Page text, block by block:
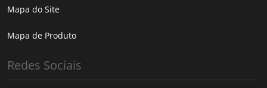
Mapa do Site
Mapa de Produto
Redes Sociais